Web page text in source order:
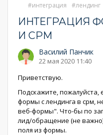
интеграция лендинг
ИНТЕГРАЦИЯ
И СРМ
Василий Панчик
22 мая 2020 11:40
Приветствую.
Подскажите, пожалуйста,
формы с лендинга в срм,
веб-формы". Что-бы по
лид/обращение (не
поля из формы.